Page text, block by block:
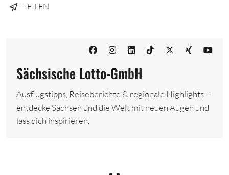
TEILEN
Sächsische Lotto-GmbH
Ausflugstipps, Reiseberichte & regionale Highlights –
entdecke Sachsen und die Welt mit neuen Augen und
lass dich inspirieren.